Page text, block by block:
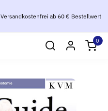
Versandkostenfrei ab 60 € Bestellwert
0